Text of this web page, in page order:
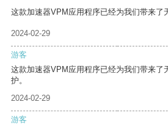
这款加速器VPM应用程序已经为我们带来了
2024-02-29
游客
这款加速器VPM应用程序已经为我们带来了
护。
2024-02-29
游客